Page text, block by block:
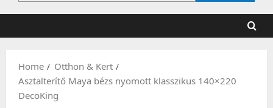
Home
Otthon & Kert
Asztalterítő Maya bézs nyomott klasszikus 140×220
DecoKing